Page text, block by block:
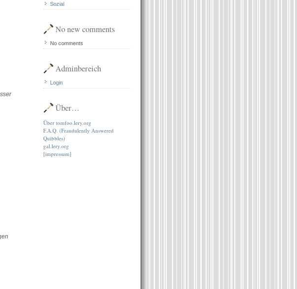
Sozial
No new comments
No comments
Adminbereich
Login
Über…
Über tomfoo.lery.org
F.A.Q. (Fraudulently Answered
Quibbles)
gal.lery.org
[impressum]